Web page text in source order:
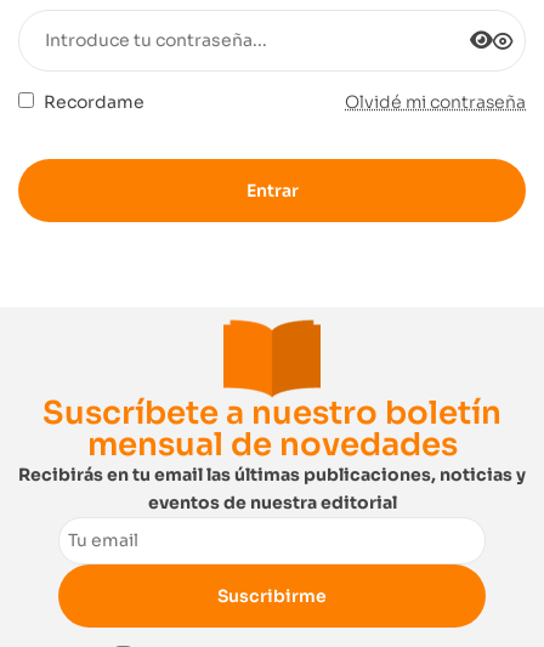
Recordame Olvidé mi contraseña
Entrar
Suscríbete a nuestro boletín
mensual de novedades
Recibirás en tu email las últimas publicaciones, noticias y
eventos de nuestra editorial
Email